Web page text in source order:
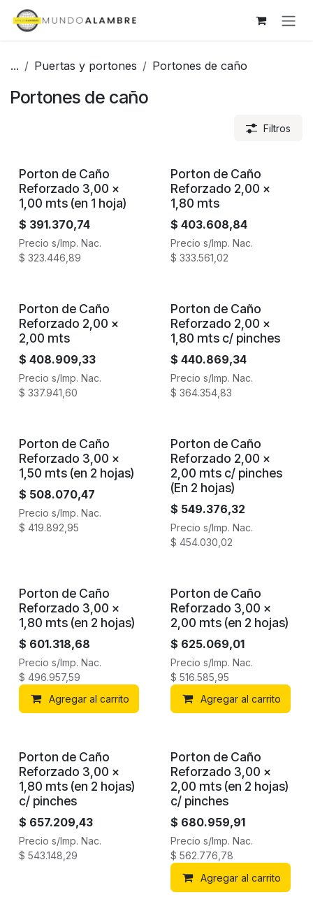
Ir al contenido
... Puertas y portones Portones de caño
Portones de caño
Filtros
Porton de Caño
Reforzado 3,00 x
1,00 mts (en 1 hoja)
$ 391.370,74
Precio s/Imp. Nac.
$ 323.446,89
Porton de Caño
Reforzado 2,00 x
1,80 mts
$ 403.608,84
Precio s/Imp. Nac.
$ 333.561,02
Porton de Caño
Reforzado 2,00 x
2,00 mts
$ 408.909,33
Precio s/Imp. Nac.
$ 337.941,60
Porton de Caño
Reforzado 2,00 x
1,80 mts c/ pinches
$ 440.869,34
Precio s/Imp. Nac.
$ 364.354,83
Porton de Caño
Reforzado 3,00 x
1,50 mts (en 2 hojas)
$ 508.070,47
Precio s/Imp. Nac.
$ 419.892,95
Porton de Caño
Reforzado 2,00 x
2,00 mts c/ pinches
(En 2 hojas)
$ 549.376,32
Precio s/Imp. Nac.
$ 454.030,02
Porton de Caño
Reforzado 3,00 x
1,80 mts (en 2 hojas)
$ 601.318,68
Precio s/Imp. Nac.
$ 496.957,59
Agregar al carrito
Porton de Caño
Reforzado 3,00 x
2,00 mts (en 2 hojas)
$ 625.069,01
Precio s/Imp. Nac.
$ 516.585,95
Agregar al carrito
Porton de Caño
Reforzado 3,00 x
1,80 mts (en 2 hojas)
c/ pinches
$ 657.209,43
Precio s/Imp. Nac.
$ 543.148,29
Porton de Caño
Reforzado 3,00 x
2,00 mts (en 2 hojas)
c/ pinches
$ 680.959,91
Precio s/Imp. Nac.
$ 562.776,78
Agregar al carrito